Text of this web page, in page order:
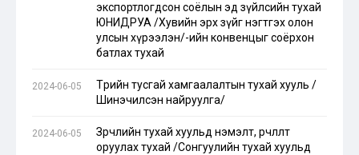
экспортлогдсон соёлын эд зүйлсийн тухай
ЮНИДРУА /Хувийн эрх зүйг нэгтгэх олон
улсын хүрээлэн/-ийн конвенцыг соёрхон
батлах тухай
2024-06-05
Төрийн тусгай хамгаалалтын тухай хууль /
Шинэчилсэн найруулга/
2024-06-05
Зөрчлийн тухай хуульд нэмэлт, өөрчлөлт
оруулах тухай /Сонгуулийн тухай хуульд